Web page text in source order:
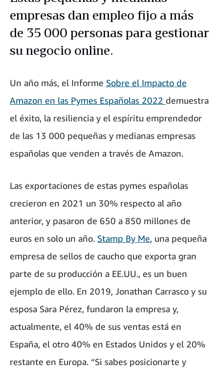
empresas dan empleo fijo a más
de 35 000 personas para gestionar
su negocio online.
Un año más, el Informe Sobre el Impacto de
Amazon en las Pymes Españolas 2022 demuestra
el éxito, la resiliencia y el espíritu emprendedor
de las 13 000 pequeñas y medianas empresas
españolas que venden a través de Amazon.
Las exportaciones de estas pymes españolas
crecieron en 2021 un 30% respecto al año
anterior, y pasaron de 650 a 850 millones de
euros en solo un año. Stamp By Me, una pequeña
empresa de sellos de caucho que exporta gran
parte de su producción a EE.UU., es un buen
ejemplo de ello. En 2019, Jonathan Carrasco y su
esposa Sara Pérez, fundaron la empresa y,
actualmente, el 40% de sus ventas está en
España, el otro 40% en Estados Unidos y el 20%
restante en Europa. “Si sabes posicionarte y